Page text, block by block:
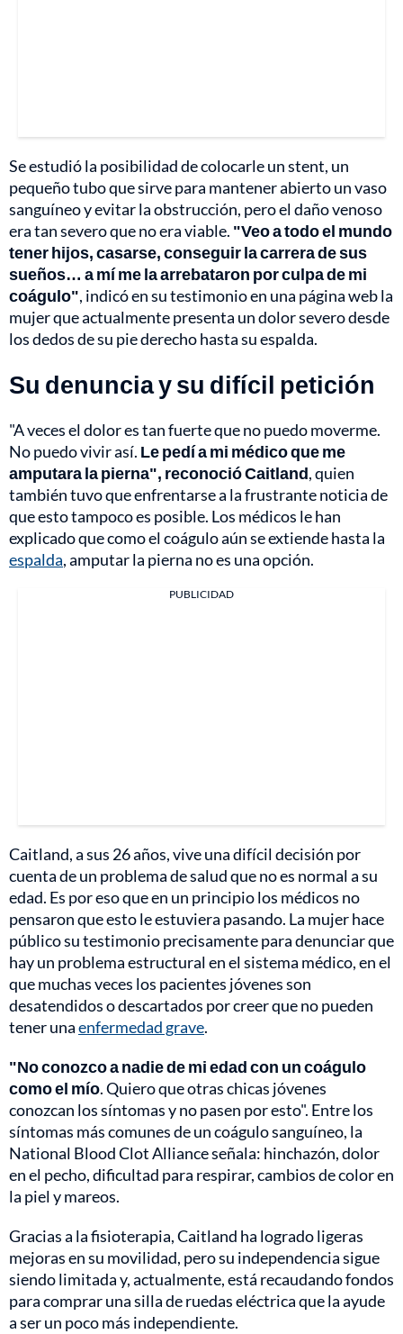
Se estudió la posibilidad de colocarle un stent, un
pequeño tubo que sirve para mantener abierto un vaso
sanguíneo y evitar la obstrucción, pero el daño venoso
era tan severo que no era viable. "Veo a todo el mundo
tener hijos, casarse, conseguir la carrera de sus
sueños… a mí me la arrebataron por culpa de mi
coágulo", indicó en su testimonio en una página web la
mujer que actualmente presenta un dolor severo desde
los dedos de su pie derecho hasta su espalda.
Su denuncia y su difícil petición
"A veces el dolor es tan fuerte que no puedo moverme.
No puedo vivir así. Le pedí a mi médico que me
amputara la pierna", reconoció Caitland, quien
también tuvo que enfrentarse a la frustrante noticia de
que esto tampoco es posible. Los médicos le han
explicado que como el coágulo aún se extiende hasta la
espalda, amputar la pierna no es una opción.
PUBLICIDAD
Caitland, a sus 26 años, vive una difícil decisión por
cuenta de un problema de salud que no es normal a su
edad. Es por eso que en un principio los médicos no
pensaron que esto le estuviera pasando. La mujer hace
público su testimonio precisamente para denunciar que
hay un problema estructural en el sistema médico, en el
que muchas veces los pacientes jóvenes son
desatendidos o descartados por creer que no pueden
tener unaenfermedad grave.
"No conozco a nadie de mi edad con un coágulo
como el mío. Quiero que otras chicas jóvenes
conozcan los síntomas y no pasen por esto". Entre los
síntomas más comunes de un coágulo sanguíneo, la
National Blood Clot Alliance señala: hinchazón, dolor
en el pecho, dificultad para respirar, cambios de color en
la piel y mareos.
Gracias a la fisioterapia, Caitland ha logrado ligeras
mejoras en su movilidad, pero su independencia sigue
siendo limitada y, actualmente, está recaudando fondos
para comprar una silla de ruedas eléctrica que la ayude
a ser un poco más independiente.